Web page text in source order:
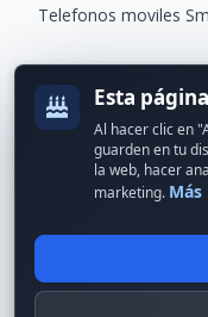
Telefonos moviles
Recibe ofertas
© 2024 Erson
Esta
Al hacer clic en
guarden en tu
la web, hacer
marketing.